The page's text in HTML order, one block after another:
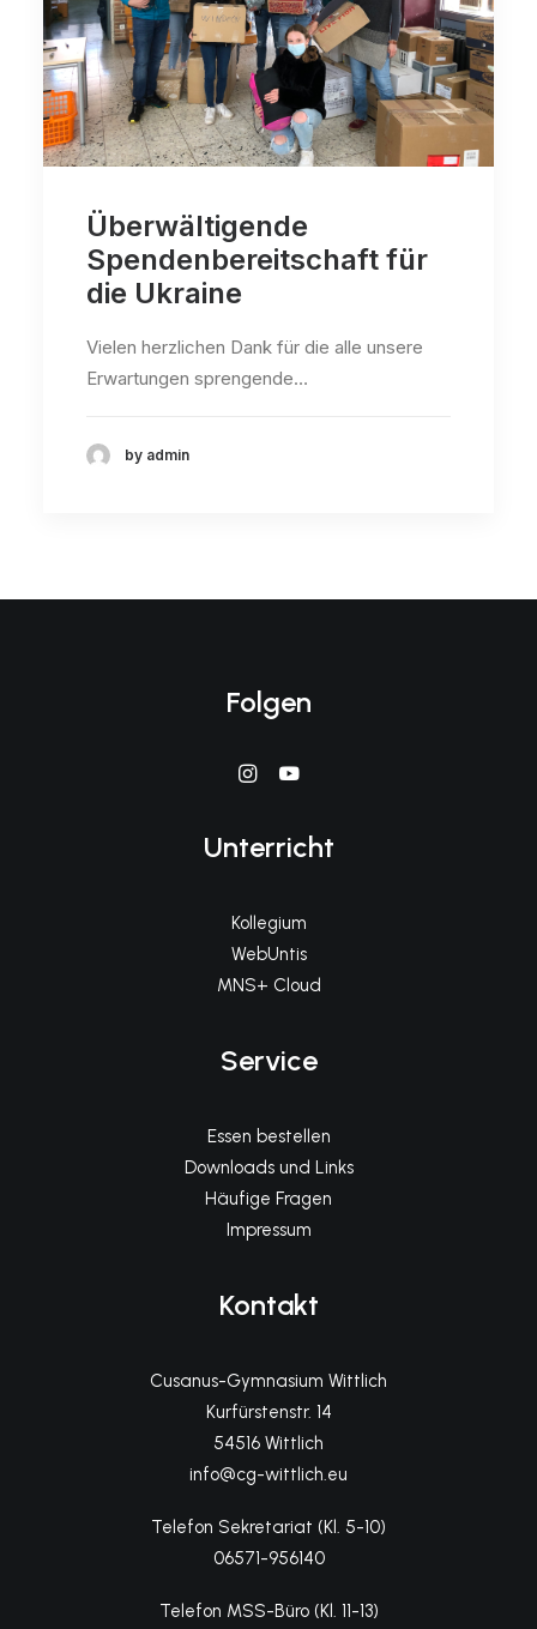
Überwältigende
Spendenbereitschaft für
die Ukraine
Vielen herzlichen Dank für die alle unsere
Erwartungen sprengende…
by admin
Folgen
Unterricht
Kollegium
WebUntis
MNS+ Cloud
Service
Essen bestellen
Downloads und Links
Häufige Fragen
Impressum
Kontakt
Cusanus-Gymnasium Wittlich
Kurfürstenstr. 14
54516 Wittlich
info@cg-wittlich.eu
Telefon Sekretariat (Kl. 5-10)
06571-956140
Telefon MSS-Büro (Kl. 11-13)